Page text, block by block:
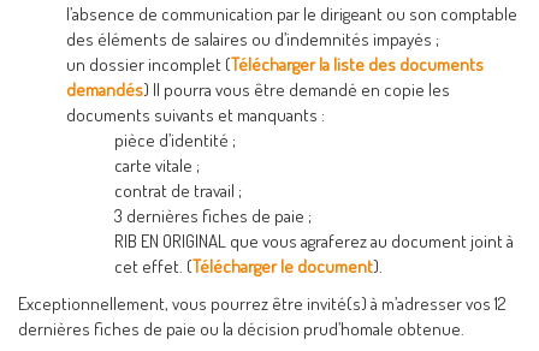
l’absence de communication par le dirigeant ou son comptable
des éléments de salaires ou d’indemnités impayés ;
un dossier incomplet (Télécharger la liste des documents
demandés) Il pourra vous être demandé en copie les
documents suivants et manquants :
pièce d’identité ;
carte vitale ;
contrat de travail ;
3 dernières fiches de paie ;
RIB EN ORIGINAL que vous agraferez au document joint à
cet effet. (Télécharger le document).
Exceptionnellement, vous pourrez être invité(s) à m’adresser vos 12
dernières fiches de paie ou la décision prud’homale obtenue.